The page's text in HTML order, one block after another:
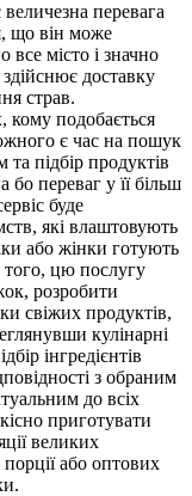
перевага
що він може
місто і значно
доставку
страв.
кому подобається
є час на пошук
підбір продуктів
переваг у її більш
буде
які влаштовують
або жінки готують
цю послугу
розробити
свіжих продуктів,
кулінарні
інгредієнтів
з обраним
до всіх
приготувати
великих
порції або оптових